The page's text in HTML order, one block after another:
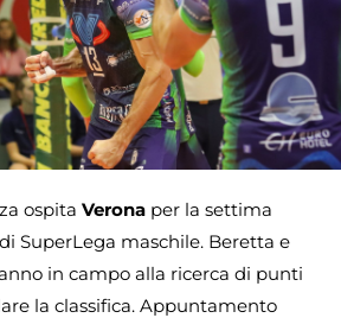
ospita Verona per la settima
SuperLega maschile. Beretta e
in campo alla ricerca di punti
la classifica. Appuntamento